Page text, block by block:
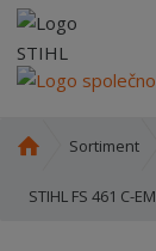
o
Sortiment
STIHL FS 461 C-EM